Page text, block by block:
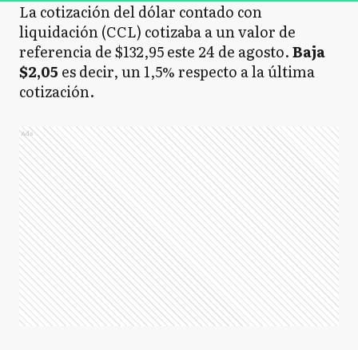
La cotización del dólar contado con
liquidación (CCL) cotizaba a un valor de
referencia de $132,95 este 24 de agosto.Baja
$2,05 es decir, un 1,5% respecto a la última
cotización.
Ads